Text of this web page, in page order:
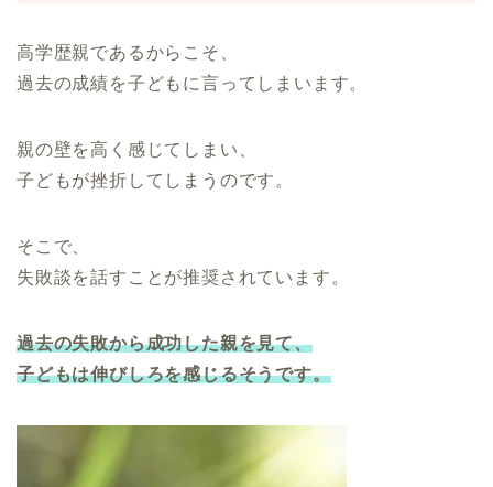
高学歴親であるからこそ、
過去の成績を子どもに言ってしまいます。
親の壁を高く感じてしまい、
子どもが挫折してしまうのです。
そこで、
失敗談を話すことが推奨されています。
過去の失敗から成功した親を見て、
子どもは伸びしろを感じるそうです。